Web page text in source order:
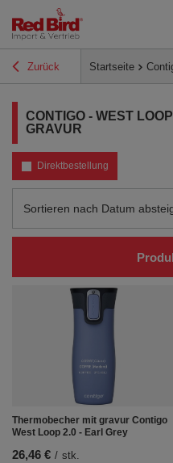
Zurück Startseite
CONTIGO - WEST
GRAVUR
Direktbestellung
Sortierung ändern
Sortieren nach Datum
Thermobecher mit gravur Contigo
West Loop 2.0 - Earl Grey
26,46 € / stk.